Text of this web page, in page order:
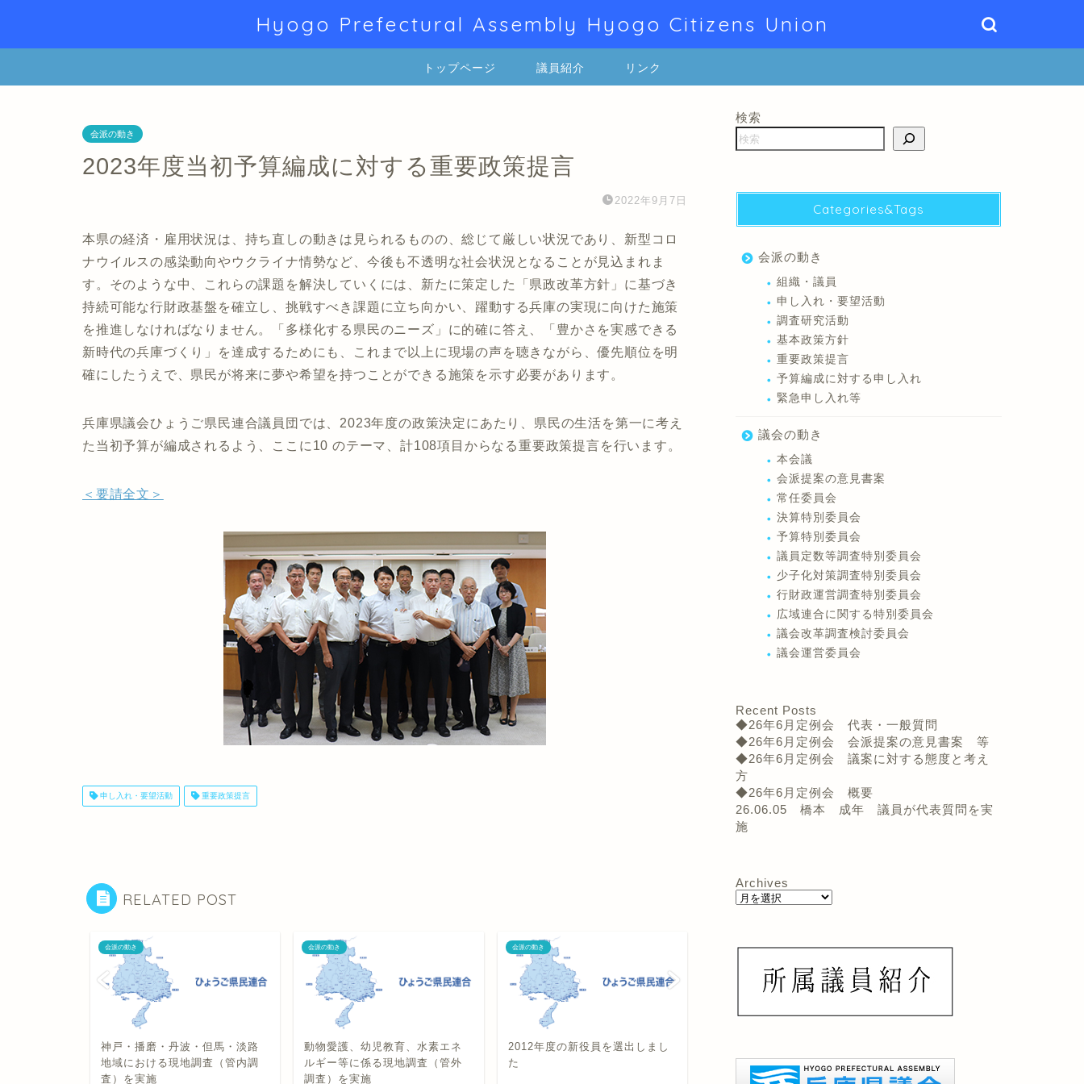
Hyogo Prefectural Assembly Hyogo Citizens Union
トップページ 議員紹介 リンク
会派の動き
2023年度当初予算編成に対する重要政策提言
2022年9月7日
本県の経済・雇用状況は、持ち直しの動きは見られるものの、総じて厳しい状況であり、新型コロ
ナウイルスの感染動向やウクライナ情勢など、今後も不透明な社会状況となることが見込まれま
す。そのような中、これらの課題を解決していくには、新たに策定した「県政改革方針」に基づき
持続可能な行財政基盤を確立し、挑戦すべき課題に立ち向かい、躍動する兵庫の実現に向けた施策
を推進しなければなりません。「多様化する県民のニーズ」に的確に答え、「豊かさを実感できる
新時代の兵庫づくり」を達成するためにも、これまで以上に現場の声を聴きながら、優先順位を明
確にしたうえで、県民が将来に夢や希望を持つことができる施策を示す必要があります。
兵庫県議会ひょうご県民連合議員団では、2023年度の政策決定にあたり、県民の生活を第一に考え
た当初予算が編成されるよう、ここに10 のテーマ、計108項目からなる重要政策提言を行います。
＜要請全文＞
申し入れ・要望活動 重要政策提言
RELATED POST
会派の動き
神戸・播磨・丹波・但馬・淡路
地域における現地調査（管内調
査）を実施
会派の動き
動物愛護、幼児教育、水素エネ
ルギー等に係る現地調査（管外
調査）を実施
会派の動き
2012年度の新役員を選出しまし
た
会派の動き
地域における現地調査（管内調
査）を実施
会派の動き
ルギー等に係る現地調査（管外
調査）を実施
検索
Categories&Tags
会派の動き
組織・議員
申し入れ・要望活動
調査研究活動
基本政策方針
重要政策提言
予算編成に対する申し入れ
緊急申し入れ等
議会の動き
本会議
会派提案の意見書案
常任委員会
決算特別委員会
予算特別委員会
議員定数等調査特別委員会
少子化対策調査特別委員会
行財政運営調査特別委員会
広域連合に関する特別委員会
議会改革調査検討委員会
議会運営委員会
Recent Posts
◆26年6月定例会 代表・一般質問
◆26年6月定例会 会派提案の意見書案 等
◆26年6月定例会 議案に対する態度と考え
方
◆26年6月定例会 概要
26.06.05 橋本 成年 議員が代表質問を実
施
Archives